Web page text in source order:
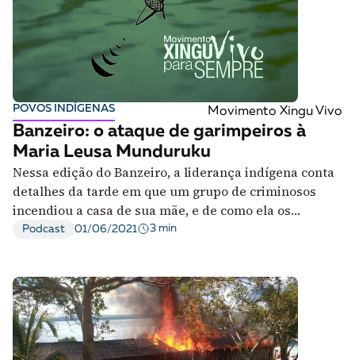
POVOS INDÍGENAS Movimento Xingu Vivo
Banzeiro: o ataque de garimpeiros à
Maria Leusa Munduruku
Nessa edição do Banzeiro, a liderança indígena conta
detalhes da tarde em que um grupo de criminosos
incendiou a casa de sua mãe, e de como ela os
enfrentou
Podcast 01/06/2021 3 min